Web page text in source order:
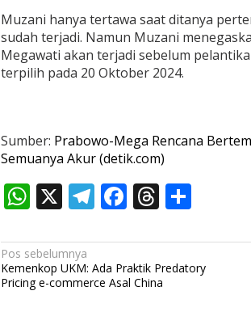
Muzani hanya tertawa saat ditanya
sudah terjadi. Namun Muzani
Megawati akan terjadi sebelum
terpilih pada 20 Oktober 2024.
Sumber: Prabowo-Mega Rencana
Semuanya Akur (detik.com)
W
at
s
A
X T
e
gr
F
e
b
T
re
a
ar
e
N
a
Pos sebelumnya
Kemenkop UKM: Ada Praktik Predatory
Pricing e-commerce Asal China